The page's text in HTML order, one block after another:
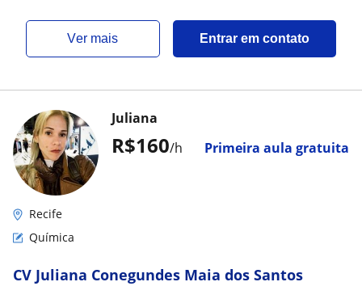
ver mais Entrar em contato
R$160/h Primeira aula gratuita
Juliana
Recife
Química
CV Juliana Conegundes Maia dos Santos